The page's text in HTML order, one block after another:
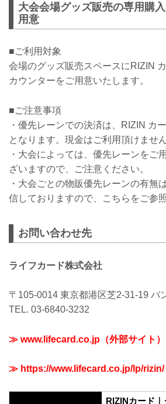
大会会場グッズ販売の専用購
用意
■ご利用対象
会場のグッズ販売スペースにRIZIN
カウンターをご用意いたします。
■ご注意事項
・優先レーンでの決済は、RIZIN カ
となります。現金はご利用頂けません
・大会によっては、優先レーンをご
ざいますので、ご注意ください。
・大会ごとの物販優先レーンの有無
信しておりますので、こちらをご参
お問い合わせ先
ライフカード株式会社
〒105-0014 東京都港区芝2-31-19 バ
TEL. 03-6840-3232
≫ www.lifecard.co.jp（外部サイト）
≫ https://www.lifecard.co.jp/lp/rizin/
RIZINカード